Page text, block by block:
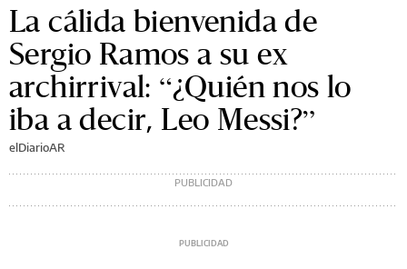
La cálida bienvenida de
Sergio Ramos a su ex
archirrival: “¿Quién nos lo
iba a decir, Leo Messi?”
elDiarioAR